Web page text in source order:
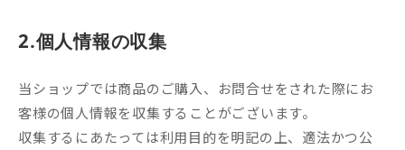
2.個人情報の収集
当ショップでは商品のご購入、お問合せをされた際にお
客様の個人情報を収集することがございます。
収集するにあたっては利用目的を明記の上、適法かつ公